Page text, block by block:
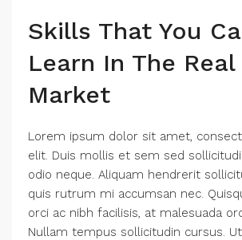
Skills That You
Learn In The
Market
Lorem ipsum dolor sit amet,
elit. Duis mollis et sem sed
odio neque. Aliquam hendrerit
quis rutrum mi accumsan nec.
orci ac nibh facilisis, at malesuada
Nullam tempus sollicitudin cursus.